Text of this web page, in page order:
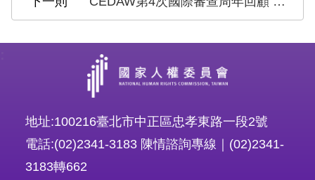
地址:100216臺北市中正區忠孝東路一段2號
電話:(02)2341-3183 陳情諮詢專線｜(02)2341-
3183轉662